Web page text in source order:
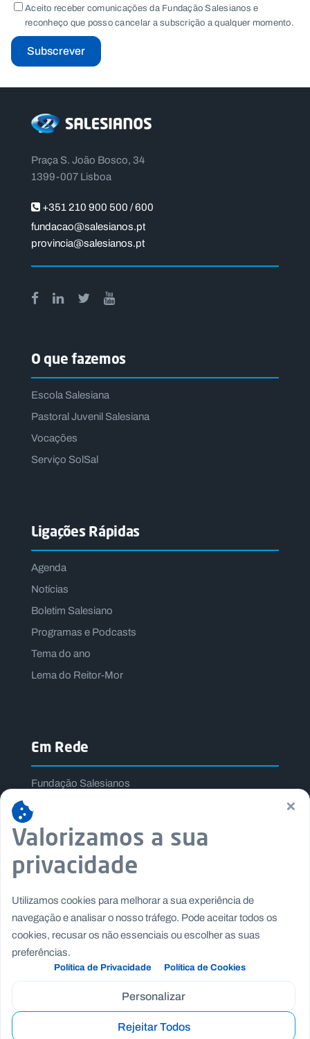
Aceito receber comunicações da Fundação Salesianos e
reconheço que posso cancelar a subscrição a qualquer momento.
Subscrever
Praça S. João Bosco, 34
1399-007 Lisboa
+351 210 900 500 / 600
fundacao@salesianos.pt
provincia@salesianos.pt
O que fazemos
Escola Salesiana
Pastoral Juvenil Salesiana
Vocações
Serviço SolSal
Ligações Rápidas
Agenda
Notícias
Boletim Salesiano
Programas e Podcasts
Tema do ano
Lema do Reitor-Mor
Em Rede
Fundação Salesianos
Família Salesiana
Missão Dom Bosco
Jogos Nacionais Salesianos
×
Valorizamos a sua
privacidade
Utilizamos cookies para melhorar a sua experiência de
navegação e analisar o nosso tráfego. Pode aceitar todos os
cookies, recusar os não essenciais ou escolher as suas
preferências.
Política de Privacidade Política de Cookies
Personalizar
Rejeitar Todos